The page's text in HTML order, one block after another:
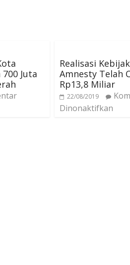
Juta
Realisasi
Amnesty Telah
Rp13,8 Miliar
22/08/2019
Dinonaktifkan